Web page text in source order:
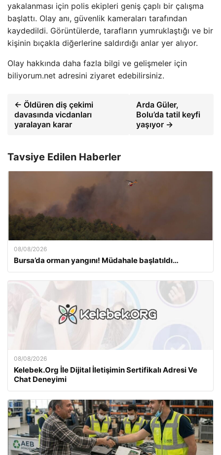
yakalanması için polis ekipleri geniş çaplı bir çalışma
başlattı. Olay anı, güvenlik kameraları tarafından
kaydedildi. Görüntülerde, tarafların yumruklaştığı ve bir
kişinin bıçakla diğerlerine saldırdığı anlar yer alıyor.
Olay hakkında daha fazla bilgi ve gelişmeler için
biliyorum.net adresini ziyaret edebilirsiniz.
← Öldüren diş çekimi
davasında vicdanları
yaralayan karar
Arda Güler,
Bolu’da tatil keyfi
yaşıyor →
Tavsiye Edilen Haberler
08/08/2026
Bursa’da orman yangını! Müdahale başlatıldı…
08/08/2026
Kelebek.Org İle Dijital İletişimin Sertifikalı Adresi Ve
Chat Deneyimi